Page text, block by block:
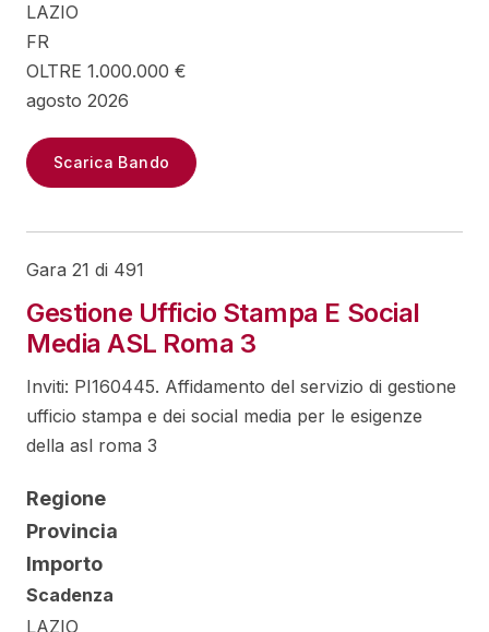
LAZIO
FR
OLTRE 1.000.000 €
agosto 2026
Scarica Bando
Gara 21 di 491
Gestione Ufficio Stampa E Social
Media ASL Roma 3
Inviti: PI160445. Affidamento del servizio di gestione
ufficio stampa e dei social media per le esigenze
della asl roma 3
Regione
Provincia
Importo
Scadenza
LAZIO